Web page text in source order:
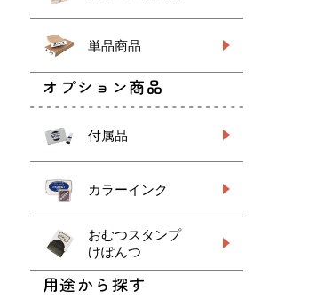
単品商品
オプション商品
付属品
カラーインク
おむつスタンプ
けぽんつ
用途から探す